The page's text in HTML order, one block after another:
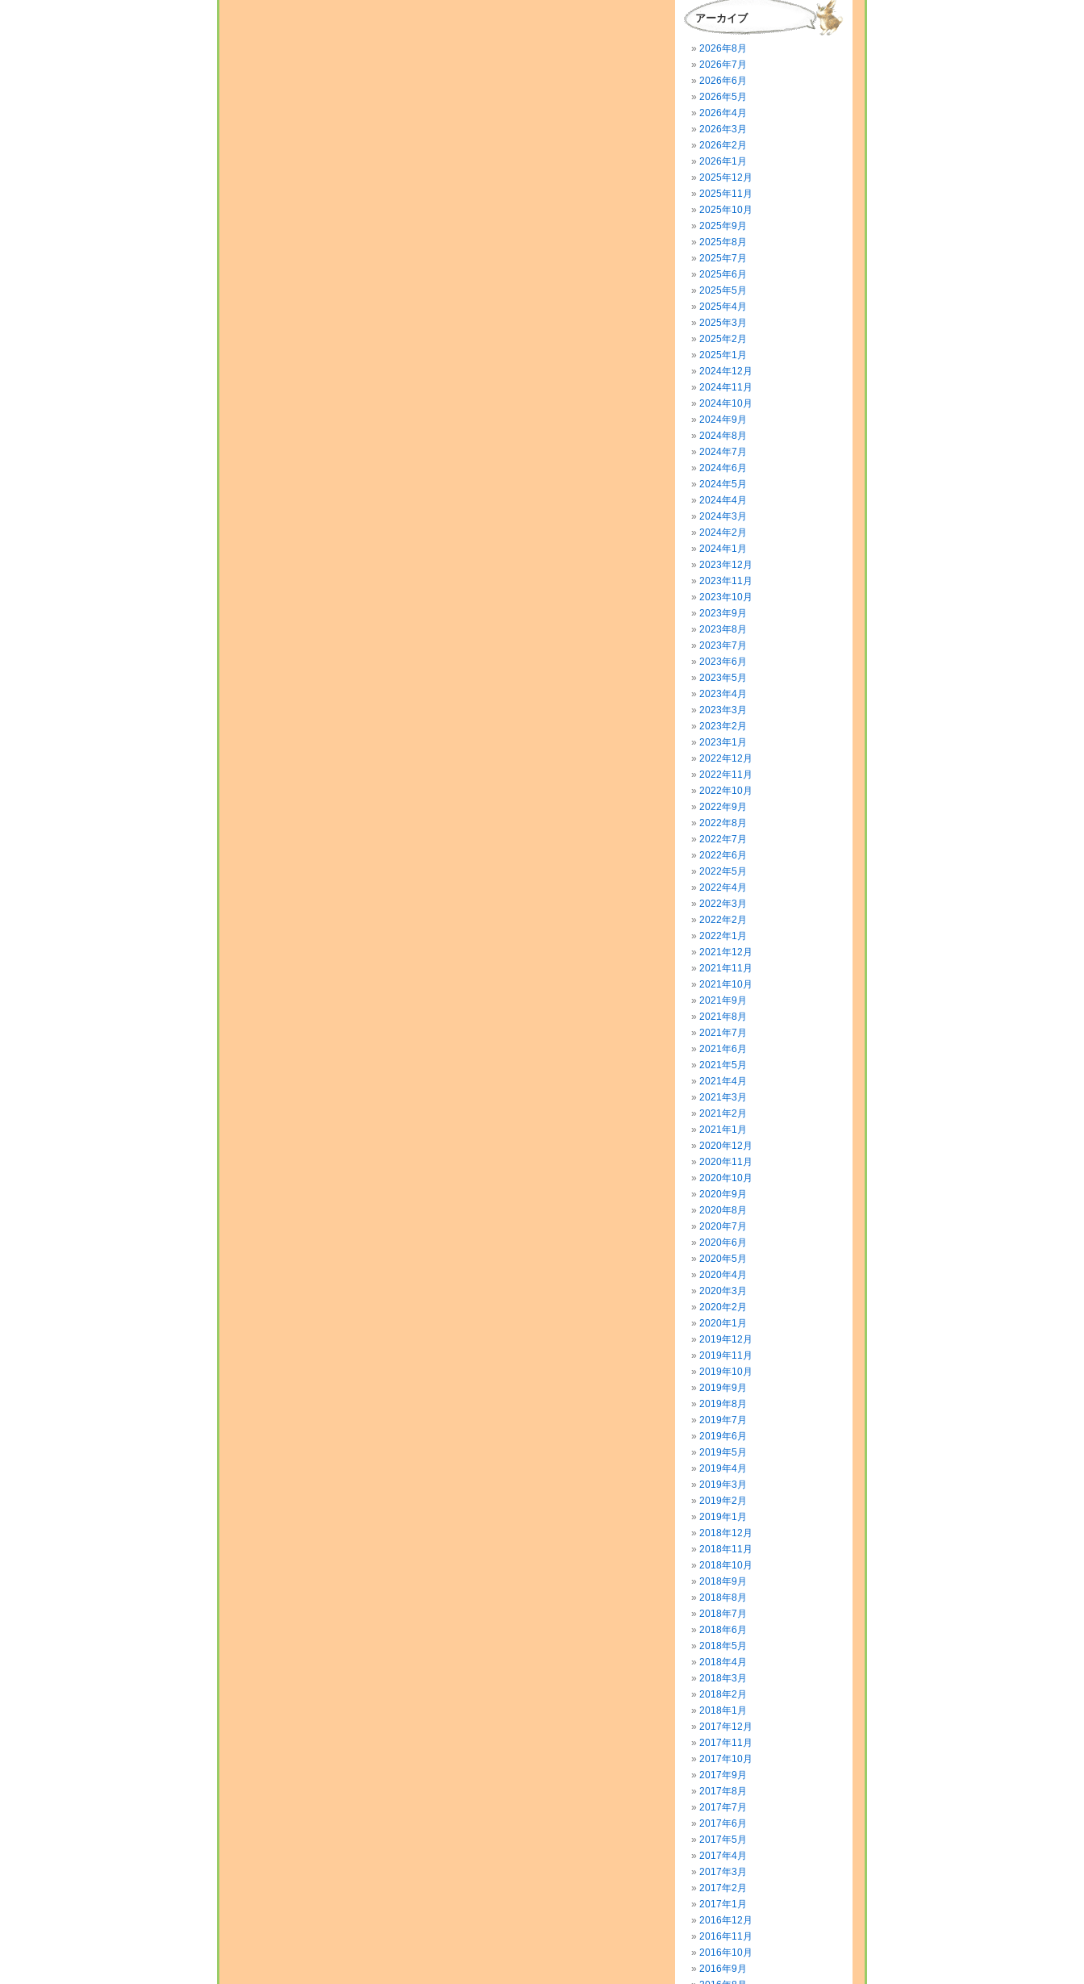
アーカイブ
2026年8月
2026年7月
2026年6月
2026年5月
2026年4月
2026年3月
2026年2月
2026年1月
2025年12月
2025年11月
2025年10月
2025年9月
2025年8月
2025年7月
2025年6月
2025年5月
2025年4月
2025年3月
2025年2月
2025年1月
2024年12月
2024年11月
2024年10月
2024年9月
2024年8月
2024年7月
2024年6月
2024年5月
2024年4月
2024年3月
2024年2月
2024年1月
2023年12月
2023年11月
2023年10月
2023年9月
2023年8月
2023年7月
2023年6月
2023年5月
2023年4月
2023年3月
2023年2月
2023年1月
2022年12月
2022年11月
2022年10月
2022年9月
2022年8月
2022年7月
2022年6月
2022年5月
2022年4月
2022年3月
2022年2月
2022年1月
2021年12月
2021年11月
2021年10月
2021年9月
2021年8月
2021年7月
2021年6月
2021年5月
2021年4月
2021年3月
2021年2月
2021年1月
2020年12月
2020年11月
2020年10月
2020年9月
2020年8月
2020年7月
2020年6月
2020年5月
2020年4月
2020年3月
2020年2月
2020年1月
2019年12月
2019年11月
2019年10月
2019年9月
2019年8月
2019年7月
2019年6月
2019年5月
2019年4月
2019年3月
2019年2月
2019年1月
2018年12月
2018年11月
2018年10月
2018年9月
2018年8月
2018年7月
2018年6月
2018年5月
2018年4月
2018年3月
2018年2月
2018年1月
2017年12月
2017年11月
2017年10月
2017年9月
2017年8月
2017年7月
2017年6月
2017年5月
2017年4月
2017年3月
2017年2月
2017年1月
2016年12月
2016年11月
2016年10月
2016年9月